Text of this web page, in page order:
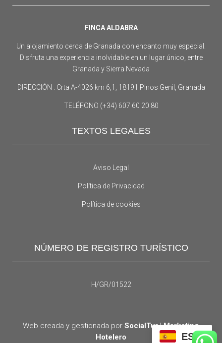
FINCA ALDABRA
Un alojamiento cerca de Granada con encanto muy especial.
Disfruta una experiencia inolvidable en un lugar único, entre
Granada y Sierra Nevada
DIRECCIÓN : Crta A-4026 km 6,1, 18191 Pinos Genil, Granada
TELÉFONO (+34) 607 60 20 80
TEXTOS LEGALES
Aviso Legal
Política de Privacidad
Política de cookies
NÚMERO DE REGISTRO TURÍSTICO
H/GR/01522
Web creada y gestionada porSocialTur | Marketing
Hotelero
ES